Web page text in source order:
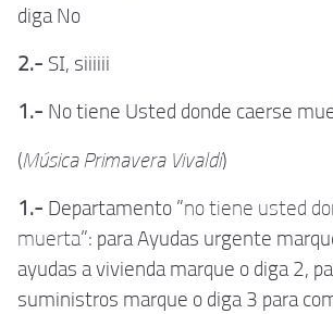
diga No
2.- SI, siiiiii
1.- No tiene Usted donde caerse
(Música Primavera Vivaldi)
1.- Departamento "no tiene usted
muerta": para Ayudas urgente
ayudas a vivienda marque o diga 2,
suministros marque o diga 3 para